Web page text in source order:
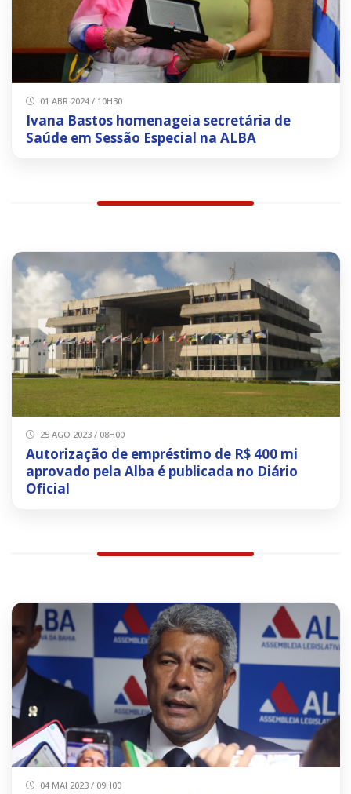
01 ABR 2024 / 10H30
Ivana Bastos homenageia secretária de
Saúde em Sessão Especial na ALBA
25 AGO 2023 / 08H00
Autorização de empréstimo de R$ 400 mi
aprovado pela Alba é publicada no Diário
Oficial
04 MAI 2023 / 09H00